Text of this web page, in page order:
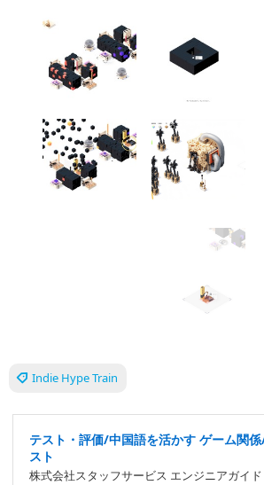
Indie Hype Train
テスト・評価/中国語を活かす ゲーム関
スト
株式会社スタッフサービス エンジニアガイド